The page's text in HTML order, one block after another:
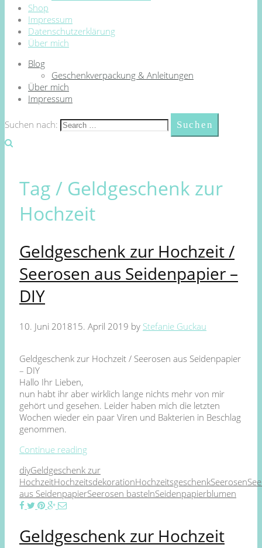
Shop
Impressum
Datenschutzerklärung
Über mich
Blog
Geschenkverpackung & Anleitungen
Über mich
Impressum
Suchen nach:
Tag / Geldgeschenk zur
Hochzeit
Geldgeschenk zur Hochzeit /
Seerosen aus Seidenpapier –
DIY
10. Juni 201815. April 2019 by Stefanie Guckau
Geldgeschenk zur Hochzeit / Seerosen aus Seidenpapier
– DIY
Hallo Ihr Lieben,
nun habt ihr aber wirklich lange nichts mehr von mir
gehört und gesehen. Leider haben mich die letzten
Wochen wieder ein paar Viren und Bakterien in Beschlag
genommen.
Continue reading
diyGeldgeschenk zur
HochzeitHochzeitsdekorationHochzeitsgeschenkSeerosen
aus SeidenpapierSeerosen bastelnSeidenpapierblumen
Geldgeschenk zur Hochzeit